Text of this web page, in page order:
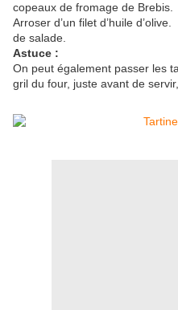
copeaux de fromage de Brebis.
Arroser d’un filet d’huile
de salade.
Astuce :
On peut également passer les
gril du four, juste avant de